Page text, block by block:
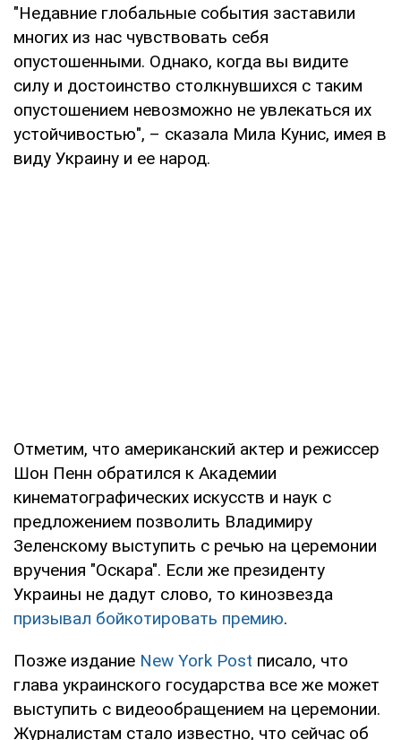
"Недавние глобальные события заставили
многих из нас чувствовать себя
опустошенными. Однако, когда вы видите
силу и достоинство столкнувшихся с таким
опустошением невозможно не увлекаться их
устойчивостью", – сказала Мила Кунис, имея в
виду Украину и ее народ.
Отметим, что американский актер и режиссер
Шон Пенн обратился к Академии
кинематографических искусств и наук с
предложением позволить Владимиру
Зеленскому выступить с речью на церемонии
вручения "Оскара". Если же президенту
Украины не дадут слово, то кинозвезда
призывал бойкотировать премию.
Позже издание New York Post писало, что
глава украинского государства все же может
выступить с видеообращением на церемонии.
Журналистам стало известно, что сейчас об